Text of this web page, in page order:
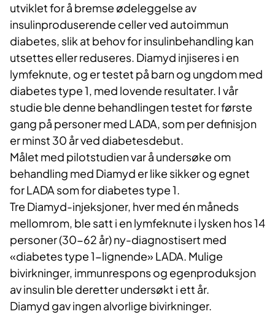
utviklet for å bremse ødeleggelse av
insulinproduserende celler ved autoimmun
diabetes, slik at behov for insulinbehandling kan
utsettes eller reduseres. Diamyd injiseres i en
lymfeknute, og er testet på barn og ungdom med
diabetes type 1, med lovende resultater. I vår
studie ble denne behandlingen testet for første
gang på personer med LADA, som per definisjon
er minst 30 år ved diabetesdebut.
Målet med pilotstudien var å undersøke om
behandling med Diamyd er like sikker og egnet
for LADA som for diabetes type 1.
Tre Diamyd-injeksjoner, hver med én måneds
mellomrom, ble satt i en lymfeknute i lysken hos 14
personer (30-62 år) ny-diagnostisert med
«diabetes type 1-lignende» LADA. Mulige
bivirkninger, immunrespons og egenproduksjon
av insulin ble deretter undersøkt i ett år.
Diamyd gav ingen alvorlige bivirkninger.